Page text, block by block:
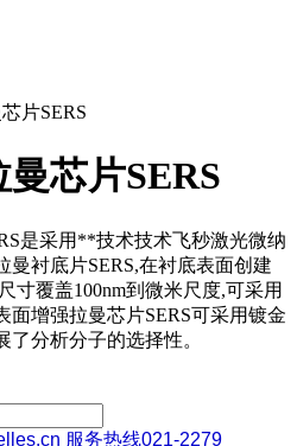
芯片SERS
是采用**技术技术飞秒激光微纳
曼衬底片SERS,在衬底表面创建
寸覆盖100nm到微米尺度,可采用
面增强拉曼芯片SERS可采用镀金
分析分子的选择性。
服务热线021-2279